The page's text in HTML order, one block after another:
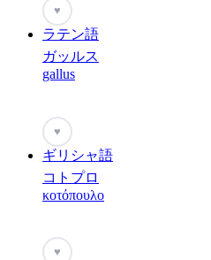
♥
ラテン語
ガッルス
gallus
♥
ギリシャ語
コトプロ
κοτόπουλο
♥